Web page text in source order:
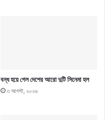
বন্ধ হয়ে গেল দেশের আরো দুটি সিনেমা হল
৩ আগস্ট, ২০২৬